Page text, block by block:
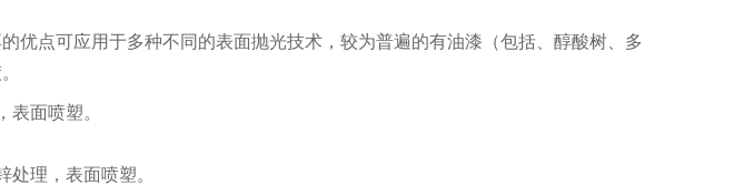
优点可应用于多种不同的表面抛光技术，较为普遍的有油漆（包括、醇酸树、多
表面喷塑。
理，表面喷塑。